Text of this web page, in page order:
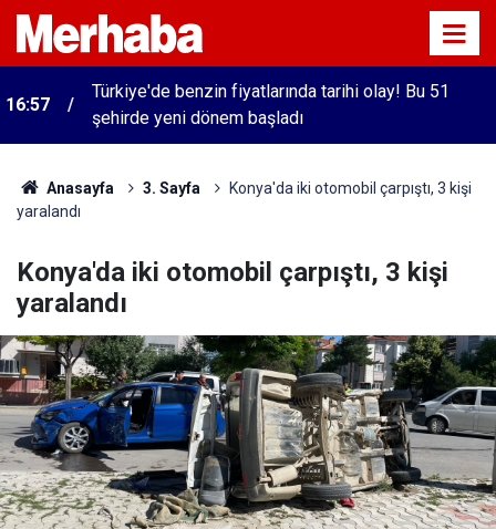
16:57
Türkiye'de benzin fiyatlarında tarihi olay! Bu 51
şehirde yeni dönem başladı
Anasayfa 3. Sayfa
Konya'da iki otomobil çarpıştı, 3 kişi
yaralandı
Konya'da iki otomobil çarpıştı, 3 kişi
yaralandı